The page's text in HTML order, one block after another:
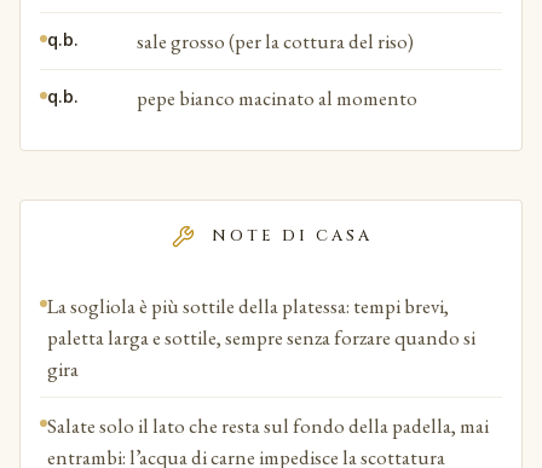
q.b. sale grosso (per la cottura del riso)
q.b. pepe bianco macinato al momento
NOTE DI CASA
La sogliola è più sottile della platessa: tempi brevi,
paletta larga e sottile, sempre senza forzare quando si
gira
Salate solo il lato che resta sul fondo della padella, mai
entrambi: l’acqua di carne impedisce la scottatura